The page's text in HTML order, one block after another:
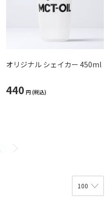
オリジナル シェイカー 450ml
440 円 (税込)